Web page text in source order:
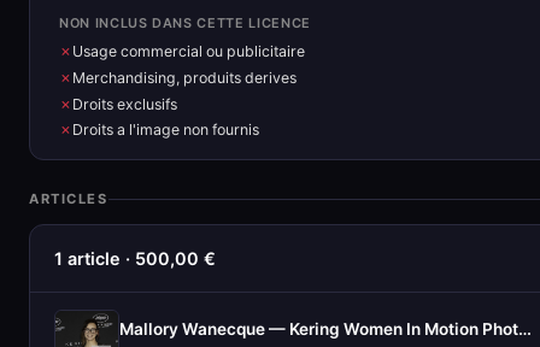
NON INCLUS DANS CETTE LICENCE
Usage commercial ou publicitaire
Merchandising, produits derives
Droits exclusifs
Droits a l'image non fournis
ARTICLES
1 article · 500,00 €
Mallory Wanecque — Kering Women In Motion Photocall